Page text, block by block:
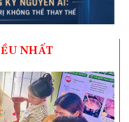
NHẤT